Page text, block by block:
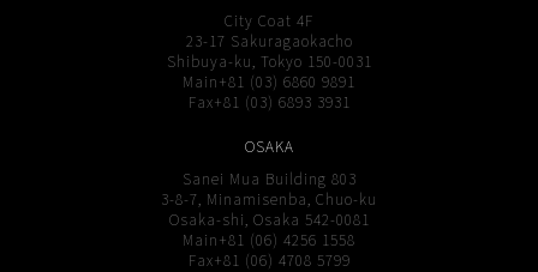
City Coat 4F
23-17 Sakuragaokacho
Shibuya-ku, Tokyo 150-0031
Main+81 (03) 6860 9891
Fax+81 (03) 6893 3931
OSAKA
Sanei Mua Building 803
3-8-7, Minamisenba, Chuo-ku
Osaka-shi, Osaka 542-0081
Main+81 (06) 4256 1558
Fax+81 (06) 4708 5799